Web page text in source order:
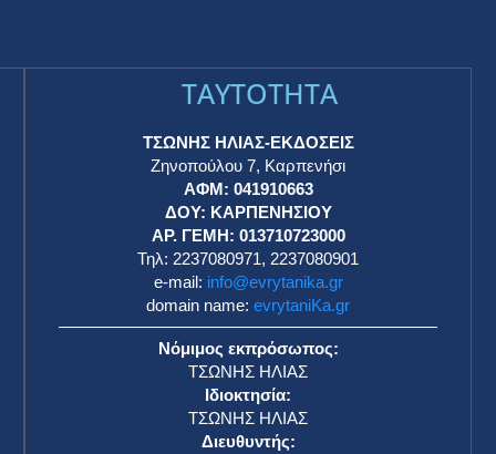
TAYTOTHTA
ΤΣΩΝΗΣ ΗΛΙΑΣ-ΕΚΔΟΣΕΙΣ
Ζηνοπούλου 7, Καρπενήσι
ΑΦΜ: 041910663
ΔΟΥ: ΚΑΡΠΕΝΗΣΙΟΥ
ΑΡ. ΓΕΜΗ: 013710723000
Τηλ: 2237080971, 2237080901
e-mail: info@evrytanika.gr
domain name: evrytaniKa.gr
Νόμιμος εκπρόσωπος:
ΤΣΩΝΗΣ ΗΛΙΑΣ
Ιδιοκτησία:
ΤΣΩΝΗΣ ΗΛΙΑΣ
Διευθυντής: